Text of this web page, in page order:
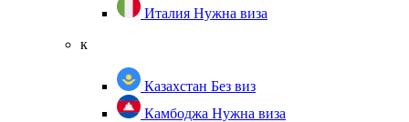
Италия Нужна виза
к
Казахстан Без виз
Камбоджа Нужна виза